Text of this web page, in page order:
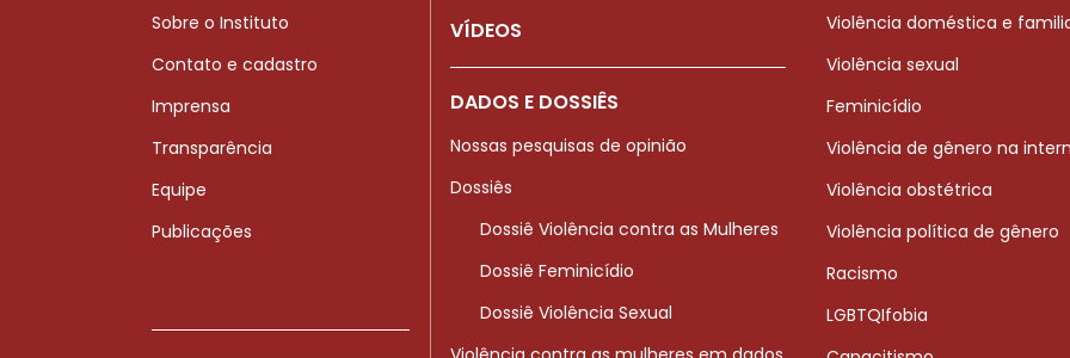
Sobre o Instituto
Contato e cadastro
Imprensa
Transparência
Equipe
Publicações
VÍDEOS
DADOS E DOSSIÊS
Nossas pesquisas de opinião
Dossiês
Dossiê Violência contra as Mulheres
Dossiê Feminicídio
Dossiê Violência Sexual
Violência doméstica e
Violência sexual
Feminicídio
Violência de gênero na
Violência obstétrica
Violência política de gênero
Racismo
LGBTQIfobia